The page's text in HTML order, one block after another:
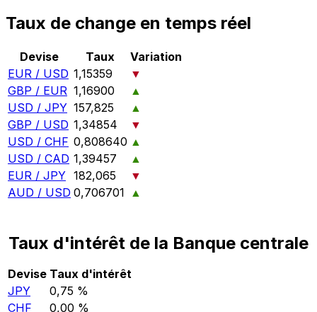
Taux de change en temps réel
Devise Taux
Variation
EUR / USD 1,15359
▼
GBP / EUR 1,16900
▲
USD / JPY 157,825
▲
GBP / USD 1,34854
▼
USD / CHF 0,808640 ▲
USD / CAD 1,39457
▲
EUR / JPY 182,065
▼
AUD / USD 0,706701 ▲
Taux d'intérêt de la Banque centrale
Devise Taux d'intérêt
JPY
0,75 %
CHF
0,00 %